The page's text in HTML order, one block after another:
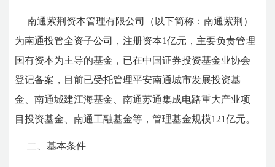
南通紫荆资本管理有限公司（以下简称：南通紫荆）
为南通投管全资子公司，注册资本1亿元，主要负责管理
国有资本为主导的基金，已在中国证券投资基金业协会
登记备案，目前已受托管理平安南通城市发展投资基
金、南通城建江海基金、南通苏通集成电路重大产业项
目投资基金、南通工融基金等，管理基金规模121亿元。
二、基本条件